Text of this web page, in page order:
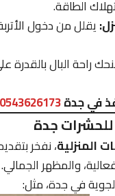
الطاقة.
يقلل من دخول
راحة البال
في جدة0543626173
جدة
المنزلية، نفخر
والمظهر
في جدة، مثل: